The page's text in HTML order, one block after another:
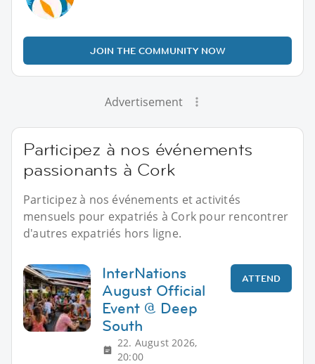
JOIN THE COMMUNITY NOW
Advertisement
Participez à nos événements
passionants à Cork
Participez à nos événements et activités
mensuels pour expatriés à Cork pour rencontrer
d'autres expatriés hors ligne.
InterNations
August Official
Event @ Deep
South
22. August 2026,
20:00
ATTEND